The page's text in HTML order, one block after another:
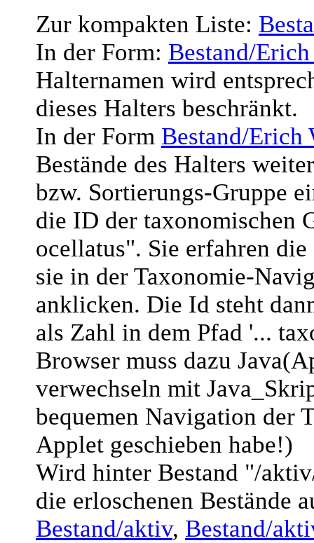
Zur kompakten Liste:
In der Form: Bestand/
Halternamen wird
dieses Halters beschränkt.
In der Form Bestand/Erich
Bestände des Halters
bzw. Sortierungs-Gruppe
die ID der taxonomischen
ocellatus". Sie erfahren
sie in der Taxonomie-
anklicken. Die Id steht
als Zahl in dem Pfad '...
Browser muss dazu
verwechseln mit
bequemen Navigation der
Applet geschieben habe!)
Wird hinter Bestand "/
die erloschenen Bestände
Bestand/aktiv, Bestand/